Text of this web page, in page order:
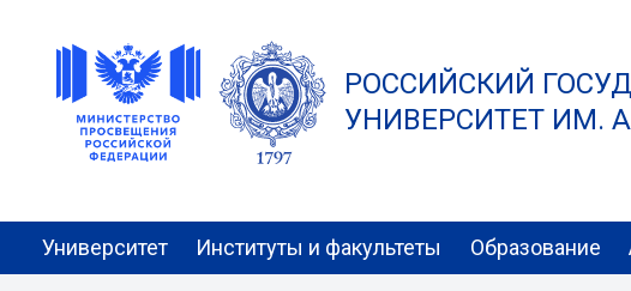
РОССИЙСКИЙ
УНИВЕРСИТЕТ ИМ.
Университет Институты и факультеты Образование